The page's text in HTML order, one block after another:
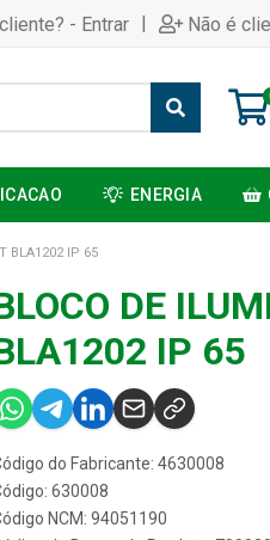
- Entrar | Não é
ENERGIA
BLA1202 IP 65
DE
IP 65
do Fabricante: 4630008
630008
NCM: 94051190